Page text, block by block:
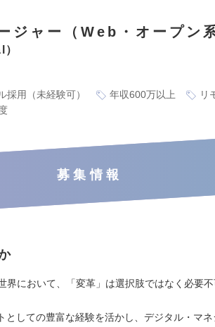
ジャー（Web・オープン
採用（未経験可） 年収600万以上
リ
募集情報
界において、「変革」は選択肢ではなく必要
としての豊富な経験を活かし、デジタル・マ